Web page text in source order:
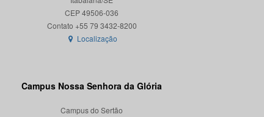
CEP 49506-036
Localização
Campus Nossa Senhora da Glória
Campus do Sertão